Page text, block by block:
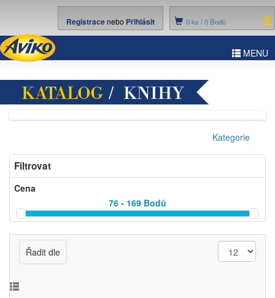
0ks /0 Bodů
Registracenebo Přihlásit
MENU
KATALOG / KNIHY
Kategorie
Filtrovat
Cena
76 - 169 Bodů
Řadit dle